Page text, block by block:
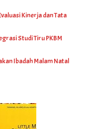
Kinerja dan Tata
Studi Tiru PKBM
Ibadah Malam Natal